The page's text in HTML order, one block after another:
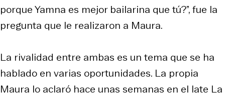
porque Yamna es mejor bailarina que tú?”, fue la
pregunta que le realizaron a Maura.
La rivalidad entre ambas es un tema que se ha
hablado en varias oportunidades. La propia
Maura lo aclaró hace unas semanas en el late La